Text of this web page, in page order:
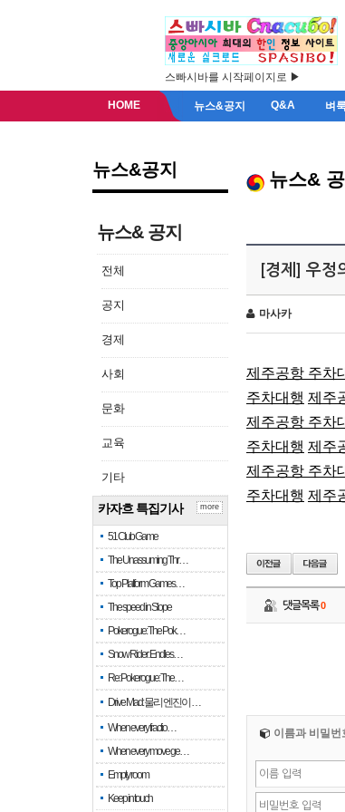
스빠시바를 시작페이지로 ▶
HOME 뉴스&공지 Q&A 벼
뉴스&공지
뉴스& 공지
전체
공지
경제
사회
문화
교육
기타
카자흐 특집기사
51 Club Game
The Unassuming Thr…
Top Platform Games…
The speed in Slope
Pokerogue: The Pok…
Snow Rider: Endles…
Re: Pokerogue: The…
Drive Mad: 물리 엔진이 …
When every fractio…
When every move ge…
Empty room
Keep in touch
more
뉴스& 공
[경제] 우정
마사카
제주공항 주차
주차대행 제주
제주공항 주차
주차대행 제주
제주공항 주차
주차대행 제주
댓글목록0
이름과 비밀